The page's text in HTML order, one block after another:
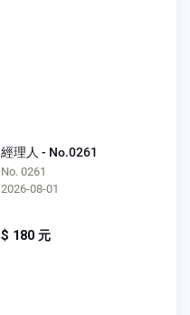
經理人 - No.0261
No. 0261
2026-08-01
$ 180 元